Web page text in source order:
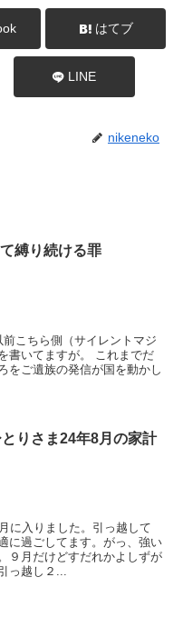
はてブ
LINE
nikeneko
縛り続ける罪
こちら側（サイレントマジ
書いてますが。 これまでだ
をご遺族の発信が国を動かし
りさま24年8月の家計
に入りました。引っ越して
に過ごしてます。がっ、強い
９月だけどすだれかよしずが
っ越し２...